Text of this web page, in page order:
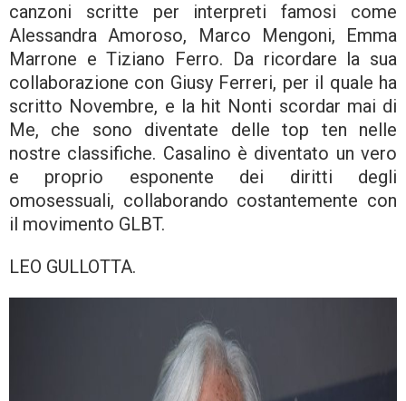
canzoni scritte per interpreti famosi come
Alessandra Amoroso, Marco Mengoni, Emma
Marrone e Tiziano Ferro. Da ricordare la sua
collaborazione con Giusy Ferreri, per il quale ha
scritto Novembre, e la hit Nonti scordar mai di
Me, che sono diventate delle top ten nelle
nostre classifiche. Casalino è diventato un vero
e proprio esponente dei diritti degli
omosessuali, collaborando costantemente con
il movimento GLBT.
LEO GULLOTTA.